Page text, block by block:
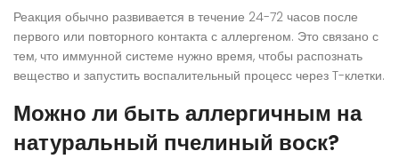
Реакция обычно развивается в течение 24-72 часов после
первого или повторного контакта с аллергеном. Это связано с
тем, что иммунной системе нужно время, чтобы распознать
вещество и запустить воспалительный процесс через T-клетки.
Можно ли быть аллергичным на
натуральный пчелиный воск?